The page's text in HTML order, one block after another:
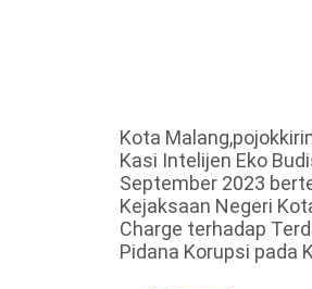
Kota
Kasi Intelijen Eko
September 2023
Kejaksaan Negeri
Charge terhadap
Pidana Korupsi pada